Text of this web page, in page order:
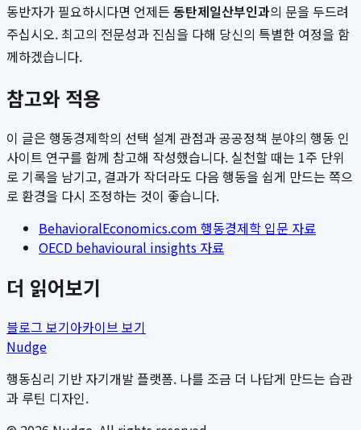
동반자가 필요하시다면 언제든 동탄제일산부인과의 문을 두드려
주십시오. 최고의 전문성과 진심을 다해 당신의 특별한 여정을 함
께하겠습니다.
참고와 적용
이 글은 행동경제학의 선택 설계 관점과 공공정책 분야의 행동 인
사이트 연구를 함께 참고해 작성했습니다. 실천할 때는 1주 단위
로 기록을 남기고, 결과가 작더라도 다음 행동을 쉽게 만드는 쪽으
로 환경을 다시 조정하는 것이 좋습니다.
BehavioralEconomics.com 행동경제학 입문 자료
OECD behavioural insights 자료
더 읽어보기
블로그 보기아카이브 보기
Nudge
행동심리 기반 자기개발 플랫폼. 나를 조금 더 나답게 만드는 습관
과 루틴 디자인.